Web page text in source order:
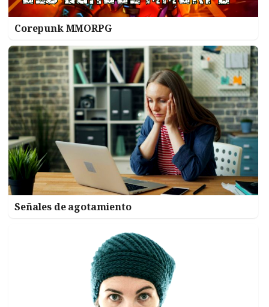
Corepunk MMORPG
Señales de agotamiento